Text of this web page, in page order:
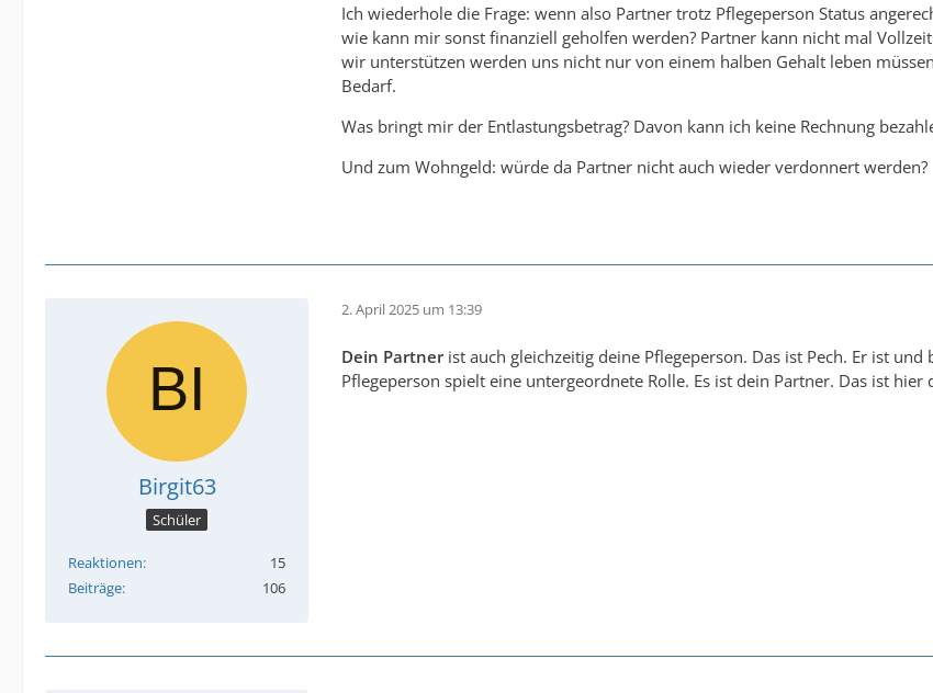
Ich wiederhole die Frage: wenn also Partner trotz Pflegeperson Status
wie kann mir sonst finanziell geholfen werden? Partner kann nicht mal
wir unterstützen werden uns nicht nur von einem halben Gehalt leben
Bedarf.
Was bringt mir der Entlastungsbetrag? Davon kann ich keine Rechnung
Und zum Wohngeld: würde da Partner nicht auch wieder verdonnert werden?
Birgit63
Schüler
Reaktionen
15
Beiträge
106
2. April 2025 um 13:39
Dein Partnerist auch gleichzeitig deine Pflegeperson. Das ist Pech. Er ist
Pflegeperson spielt eine untergeordnete Rolle. Es ist dein Partner. Das ist hier